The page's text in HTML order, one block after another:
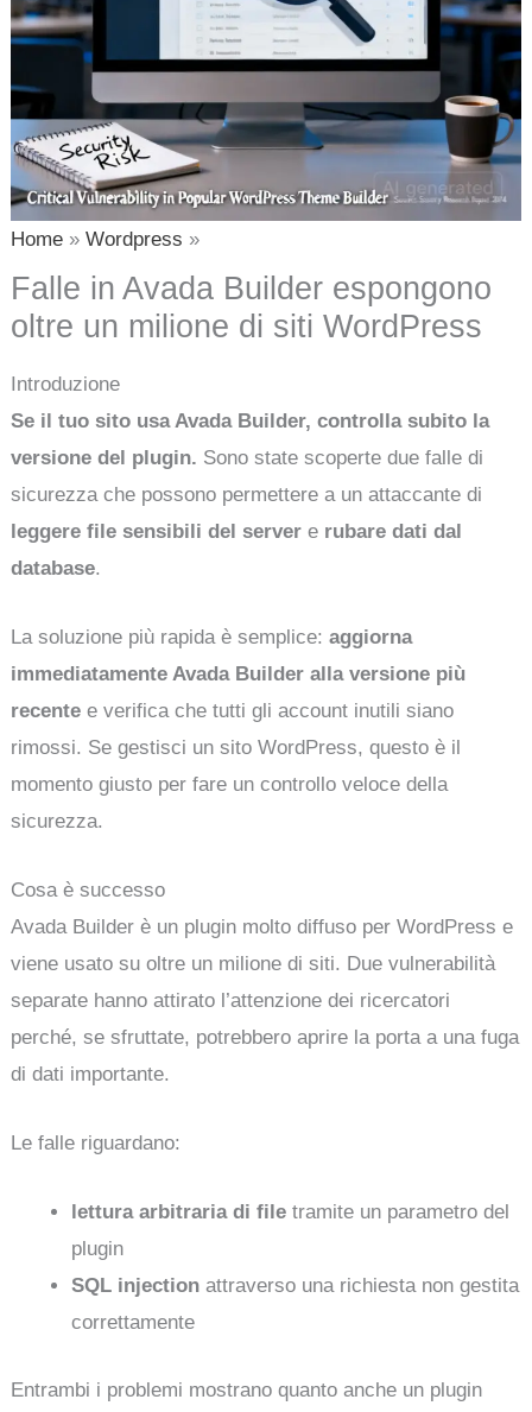
Home Wordpress
Falle in Avada Builder espongono
oltre un milione di siti WordPress
Introduzione
Se il tuo sito usa Avada Builder, controlla subito la
versione del plugin. Sono state scoperte due falle di
sicurezza che possono permettere a un attaccante di
leggere file sensibili del server e rubare dati dal
database.
La soluzione più rapida è semplice:aggiorna
immediatamente Avada Builder alla versione più
recente e verifica che tutti gli account inutili siano
rimossi. Se gestisci un sito WordPress, questo è il
momento giusto per fare un controllo veloce della
sicurezza.
Cosa è successo
Avada Builder è un plugin molto diffuso per WordPress e
viene usato su oltre un milione di siti. Due vulnerabilità
separate hanno attirato l’attenzione dei ricercatori
perché, se sfruttate, potrebbero aprire la porta a una fuga
di dati importante.
Le falle riguardano:
lettura arbitraria di file tramite un parametro del
plugin
SQL injection attraverso una richiesta non gestita
correttamente
Entrambi i problemi mostrano quanto anche un plugin